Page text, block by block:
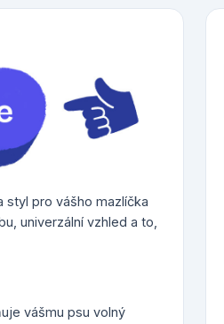
styl pro vášho mazlíčka
univerzální vzhled a to,
vášmu psu volný